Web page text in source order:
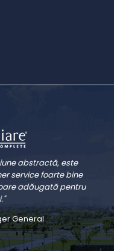
abstractă, este
service foarte bine
adăugată pentru
General